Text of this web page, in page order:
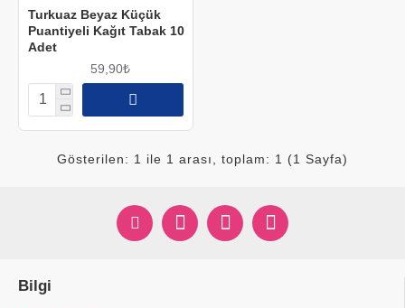
Turkuaz Beyaz Küçük
Puantiyeli Kağıt Tabak 10
Adet
59,90₺
Gösterilen: 1 ile 1 arası, toplam: 1 (1 Sayfa)
Bilgi